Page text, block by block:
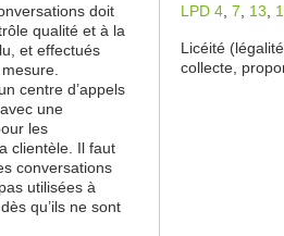
doit
qualité et à la
et effectués
centre d’appels
une
les
clientèle. Il faut
conversations
utilisées à
qu’ils ne sont
LPD 4 7 13
Licéité
collecte,